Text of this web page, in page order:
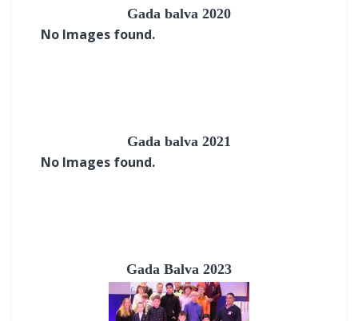
Gada balva 2020
No Images found.
Gada balva 2021
No Images found.
Gada Balva 2023